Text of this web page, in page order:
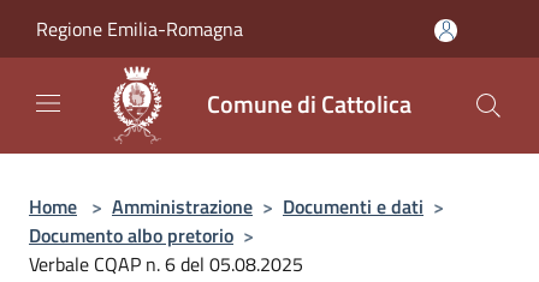
Regione Emilia-Romagna
Comune di Cattolica
Home > Amministrazione > Documenti e dati >
Documento albo pretorio >
Verbale CQAP n. 6 del 05.08.2025